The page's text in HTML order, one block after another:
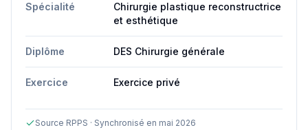
Spécialité
Chirurgie plastique reconstructrice
et esthétique
Diplôme DES Chirurgie générale
Exercice Exercice privé
Source RPPS · Synchronisé en mai 2026